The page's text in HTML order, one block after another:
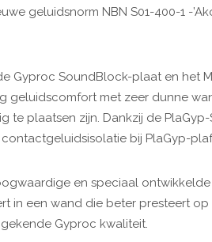
geluidsnorm NBN S01-400-1 -
Gyproc SoundBlock-plaat en het
geluidscomfort met zeer dunne
te plaatsen zijn. Dankzij de PlaGyp-
bij PlaGyp-
en speciaal
in een wand die beter presteert
Gyproc kwaliteit.